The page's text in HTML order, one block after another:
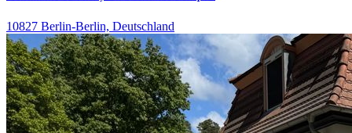
10827 Berlin-Berlin, Deutschland